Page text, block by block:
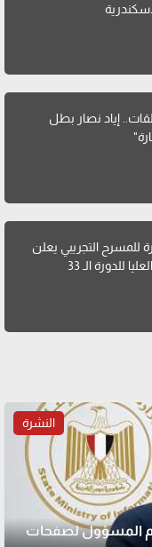
من 4 حلقات.. إياد نصار بطل
للمسرح التجريبي يعلن
للدورة الـ 33
النشرة
المسؤول لصفحات